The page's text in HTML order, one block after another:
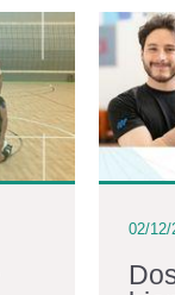
02/12/